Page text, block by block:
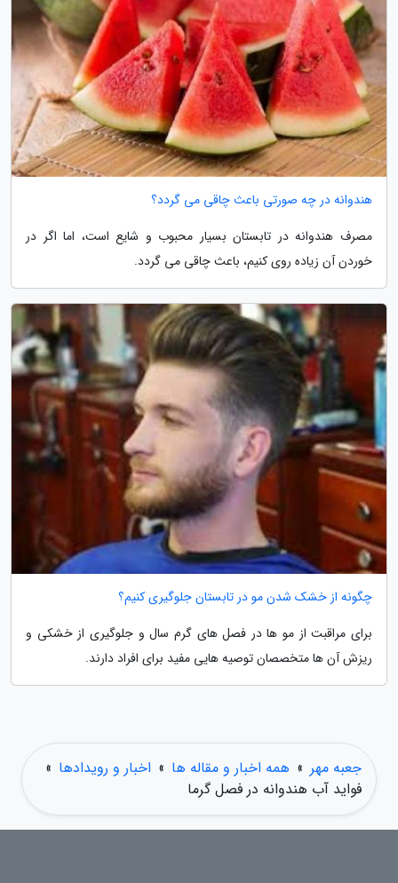
هندوانه در چه صورتی باعث چاقی می گردد؟
مصرف هندوانه در تابستان بسیار محبوب و شایع است، اما اگر در
خوردن آن زیاده روی کنیم، باعث چاقی می گردد.
چگونه از خشک شدن مو در تابستان جلوگیری کنیم؟
برای مراقبت از مو ها در فصل های گرم سال و جلوگیری از خشکی و
ریزش آن ها متخصصان توصیه هایی مفید برای افراد دارند.
جعبه مهر » همه اخبار و مقاله ها » اخبار و رویدادها »
فواید آب هندوانه در فصل گرما